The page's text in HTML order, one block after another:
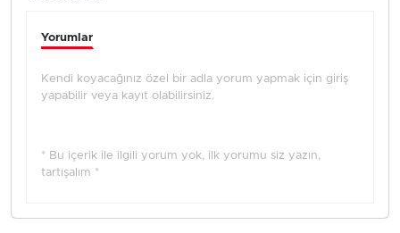
Yorumlar
Kendi koyacağınız özel bir adla yorum yapmak için giriş
yapabilir veya kayıt olabilirsiniz.
* Bu içerik ile ilgili yorum yok, ilk yorumu siz yazın,
tartışalım *